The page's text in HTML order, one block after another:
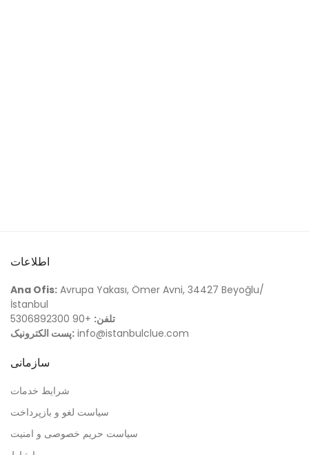
اطلاعات
Ana Ofis: Avrupa Yakası, Ömer Avni, 34427 Beyoğlu/
İstanbul
تلفن: +90 5306892300
پست الکترونیک: info@istanbulclue.com
سازمانی
شرایط خدمات
سیاست لغو و بازپرداخت
سیاست حریم خصوصی و امنیت